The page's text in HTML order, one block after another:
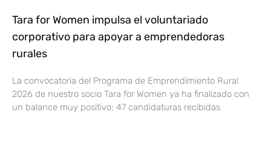
Tara for Women impulsa el voluntariado
corporativo para apoyar a emprendedoras
rurales
La convocatoria del Programa de Emprendimiento Rural
2026 de nuestro socio Tara for Women ya ha finalizado con
un balance muy positivo: 47 candidaturas recibidas